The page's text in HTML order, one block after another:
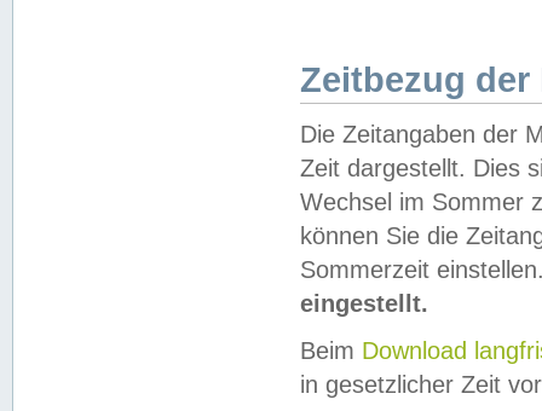
Zeitbezug der
Die Zeitangaben der
Zeit dargestellt. Dies
Wechsel im Sommer
können Sie die
Sommerzeit
eingestellt.
Beim Download
in gesetzlicher Zeit